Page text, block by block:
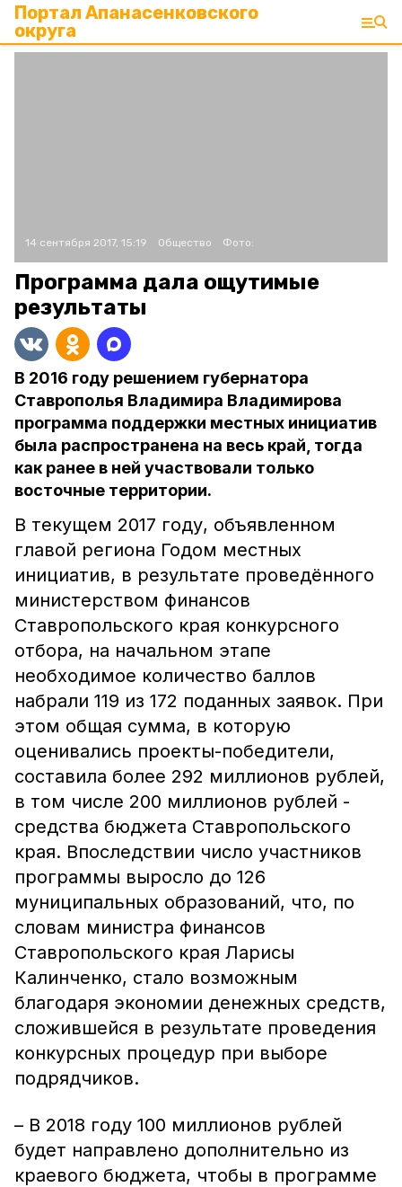
Портал Апанасенковского
округа
14 сентября 2017, 15:19 Общество Фото:
Программа дала ощутимые
результаты
В 2016 году решением губернатора
Ставрополья Владимира Владимирова
программа поддержки местных инициатив
была распространена на весь край, тогда
как ранее в ней участвовали только
восточные территории.
В текущем 2017 году, объявленном
главой региона Годом местных
инициатив, в результате проведённого
министерством финансов
Ставропольского края конкурсного
отбора, на начальном этапе
необходимое количество баллов
набрали 119 из 172 поданных заявок. При
этом общая сумма, в которую
оценивались проекты-победители,
составила более 292 миллионов рублей,
в том числе 200 миллионов рублей -
средства бюджета Ставропольского
края. Впоследствии число участников
программы выросло до 126
муниципальных образований, что, по
словам министра финансов
Ставропольского края Ларисы
Калинченко, стало возможным
благодаря экономии денежных средств,
сложившейся в результате проведения
конкурсных процедур при выборе
подрядчиков.
– В 2018 году 100 миллионов рублей
будет направлено дополнительно из
краевого бюджета, чтобы в программе